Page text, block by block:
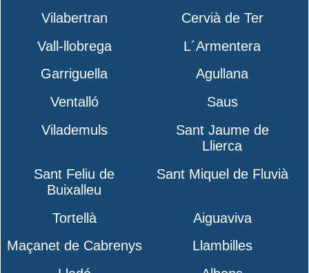
Vilabertran
Cervià de Ter
Vall-llobrega
L´Armentera
Garriguella
Agullana
Ventalló
Saus
Vilademuls
Sant Jaume de
Llierca
Sant Feliu de
Buixalleu
Sant Miquel de Fluvià
Tortellà
Aiguaviva
Maçanet de Cabrenys
Llambilles